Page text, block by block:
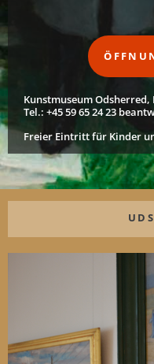
Kunstmuseum
Tel.: +45 59 65 24 23
Freier Eintritt für Kinder